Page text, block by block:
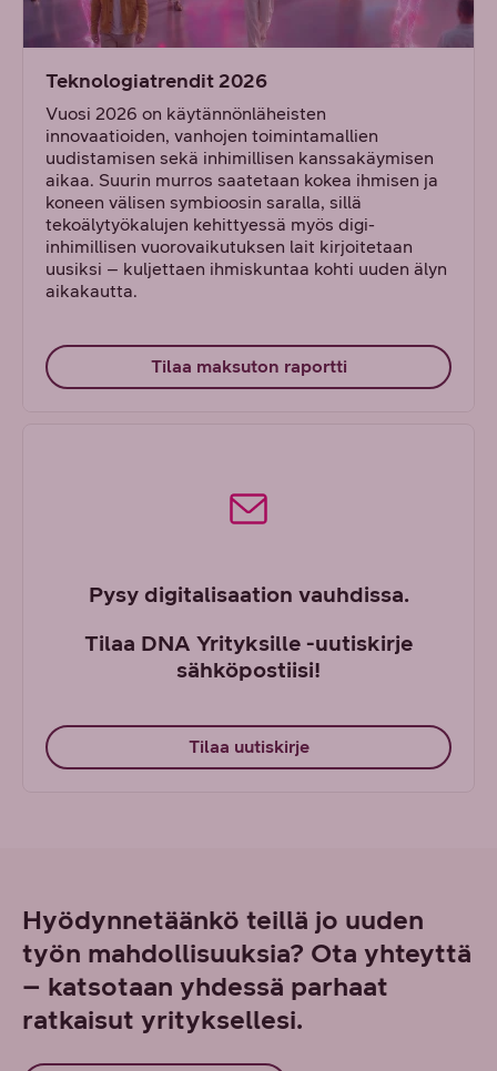
Teknologiatrendit 2026
Vuosi 2026 on käytännönläheisten
innovaatioiden, vanhojen toimintamallien
uudistamisen sekä inhimillisen kanssakäymisen
aikaa. Suurin murros saatetaan kokea ihmisen ja
koneen välisen symbioosin saralla, sillä
tekoälytyökalujen kehittyessä myös digi-
inhimillisen vuorovaikutuksen lait kirjoitetaan
uusiksi – kuljettaen ihmiskuntaa kohti uuden älyn
aikakautta.
Tilaa maksuton raportti
Pysy digitalisaation vauhdissa.
Tilaa DNA Yrityksille -uutiskirje
sähköpostiisi!
Tilaa uutiskirje
Hyödynnetäänkö teillä jo uuden
työn mahdollisuuksia? Ota yhteyttä
– katsotaan yhdessä parhaat
ratkaisut yrityksellesi.